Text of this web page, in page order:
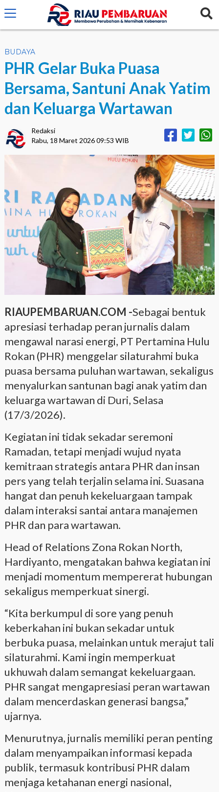
crossorigin="anonymous">
BUDAYA
PHR Gelar Buka Puasa
Bersama, Santuni Anak Yatim
dan Keluarga Wartawan
Redaksi
Rabu, 18 Maret 2026 09:53 WIB
RIAUPEMBARUAN.COM -Sebagai bentuk
apresiasi terhadap peran jurnalis dalam
mengawal narasi energi, PT Pertamina Hulu
Rokan (PHR) menggelar silaturahmi buka
puasa bersama puluhan wartawan, sekaligus
menyalurkan santunan bagi anak yatim dan
keluarga wartawan di Duri, Selasa
(17/3/2026).
Kegiatan ini tidak sekadar seremoni
Ramadan, tetapi menjadi wujud nyata
kemitraan strategis antara PHR dan insan
pers yang telah terjalin selama ini. Suasana
hangat dan penuh kekeluargaan tampak
dalam interaksi santai antara manajemen
PHR dan para wartawan.
Head of Relations Zona Rokan North,
Hardiyanto, mengatakan bahwa kegiatan ini
menjadi momentum mempererat hubungan
sekaligus memperkuat sinergi.
“Kita berkumpul di sore yang penuh
keberkahan ini bukan sekadar untuk
berbuka puasa, melainkan untuk merajut tali
silaturahmi. Kami ingin memperkuat
ukhuwah dalam semangat kekeluargaan.
PHR sangat mengapresiasi peran wartawan
dalam mencerdaskan generasi bangsa,”
ujarnya.
Menurutnya, jurnalis memiliki peran penting
dalam menyampaikan informasi kepada
publik, termasuk kontribusi PHR dalam
menjaga ketahanan energi nasional,